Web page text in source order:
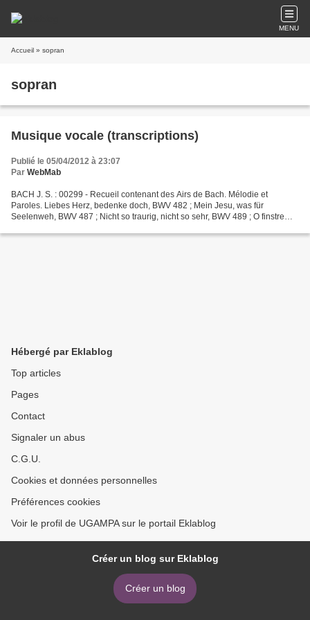
MENU
Accueil » sopran
sopran
Musique vocale (transcriptions)
Publié le 05/04/2012 à 23:07
Par WebMab
BACH J. S. : 00299 - Recueil contenant des Airs de Bach. Mélodie et
Paroles. Liebes Herz, bedenke doch, BWV 482 ; Mein Jesu, was für
Seelenweh, BWV 487 ; Nicht so traurig, nicht so sehr, BWV 489 ; O finstre
Hébergé par Eklablog
Top articles
Pages
Contact
Signaler un abus
C.G.U.
Cookies et données personnelles
Préférences cookies
Voir le profil de UGAMPA sur le portail Eklablog
Créer un blog sur Eklablog
Créer un blog